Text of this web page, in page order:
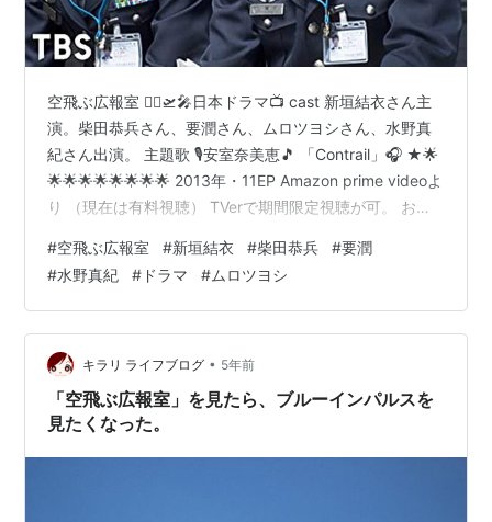
空飛ぶ広報室 👨‍✈️🛫🎤日本ドラマ📺 cast 新垣結衣さん主
演。柴田恭兵さん、要潤さん、ムロツヨシさん、水野真
紀さん出演。 主題歌 🎙安室奈美恵🎵 「Contrail」🎧 ★🌟
🌟🌟🌟🌟🌟🌟🌟🌟 2013年・11EP Amazon prime videoよ
り （現在は有料視聴） TVerで期間限定視聴が可。 お早
レビディレクターと、元戦闘機パイロットのラブストー
リー。人生に立ちはだかる障害に行き詰まっていた2人が
出会い、互いの存在に影響され新しい未来に向かって再
び飛び立つ姿が見れるドラマです。 原作は有川浩氏の小
説からドラマ化。 ★🌟🌟🌟…
#空飛ぶ広報室 #新垣結衣 #柴田恭兵 #要潤
#水野真紀 # ドラマ #ムロツヨシ
キラリ ライフブログ • 5年前
「空飛ぶ広報室」を見たら、ブルーインパルスを
見たくなった。